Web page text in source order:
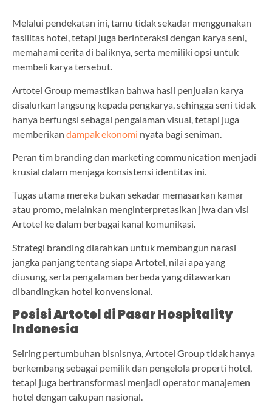
Melalui pendekatan ini, tamu tidak sekadar menggunakan
fasilitas hotel, tetapi juga berinteraksi dengan karya seni,
memahami cerita di baliknya, serta memiliki opsi untuk
membeli karya tersebut.
Artotel Group memastikan bahwa hasil penjualan karya
disalurkan langsung kepada pengkarya, sehingga seni tidak
hanya berfungsi sebagai pengalaman visual, tetapi juga
memberikan dampak ekonomi nyata bagi seniman.
Peran tim branding dan marketing communication menjadi
krusial dalam menjaga konsistensi identitas ini.
Tugas utama mereka bukan sekadar memasarkan kamar
atau promo, melainkan menginterpretasikan jiwa dan visi
Artotel ke dalam berbagai kanal komunikasi.
Strategi branding diarahkan untuk membangun narasi
jangka panjang tentang siapa Artotel, nilai apa yang
diusung, serta pengalaman berbeda yang ditawarkan
dibandingkan hotel konvensional.
Posisi Artotel di Pasar Hospitality
Indonesia
Seiring pertumbuhan bisnisnya, Artotel Group tidak hanya
berkembang sebagai pemilik dan pengelola properti hotel,
tetapi juga bertransformasi menjadi operator manajemen
hotel dengan cakupan nasional.